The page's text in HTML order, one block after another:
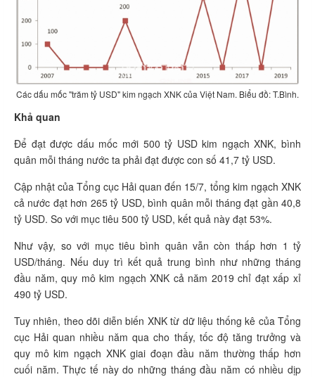
Các dấu mốc "trăm tỷ USD" kim ngạch XNK của Việt Nam. Biểu đồ: T.Bình.
Khả quan
Để đạt được dấu mốc mới 500 tỷ USD kim ngạch XNK, bình
quân mỗi tháng nước ta phải đạt được con số 41,7 tỷ USD.
Cập nhật của Tổng cục Hải quan đến 15/7, tổng kim ngạch XNK
cả nước đạt hơn 265 tỷ USD, bình quân mỗi tháng đạt gần 40,8
tỷ USD. So với mục tiêu 500 tỷ USD, kết quả này đạt 53%.
Như vậy, so với mục tiêu bình quân vẫn còn thấp hơn 1 tỷ
USD/tháng. Nếu duy trì kết quả trung bình như những tháng
đầu năm, quy mô kim ngạch XNK cả năm 2019 chỉ đạt xấp xỉ
490 tỷ USD.
Tuy nhiên, theo dõi diễn biến XNK từ dữ liệu thống kê của Tổng
cục Hải quan nhiều năm qua cho thấy, tốc độ tăng trưởng và
quy mô kim ngạch XNK giai đoạn đầu năm thường thấp hơn
cuối năm. Thực tế này do những tháng đầu năm có nhiều dịp